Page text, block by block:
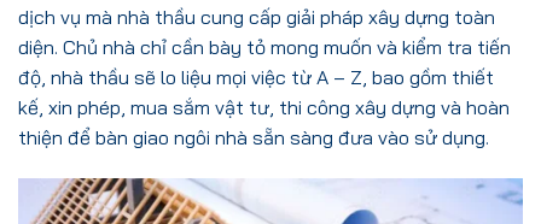
dịch vụ mà nhà thầu cung cấp giải pháp xây dựng toàn
diện. Chủ nhà chỉ cần bày tỏ mong muốn và kiểm tra tiến
độ, nhà thầu sẽ lo liệu mọi việc từ A – Z, bao gồm thiết
kế, xin phép, mua sắm vật tư, thi công xây dựng và hoàn
thiện để bàn giao ngôi nhà sẵn sàng đưa vào sử dụng.